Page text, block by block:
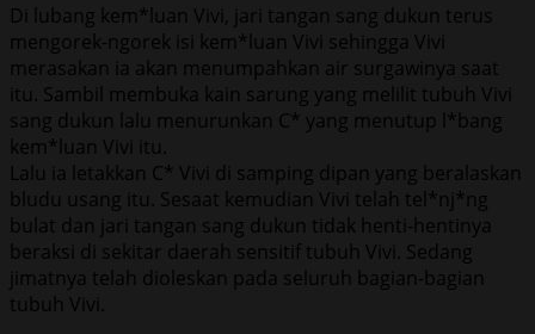
Di lubang kem*luan Vivi, jari tangan sang dukun terus
mengorek-ngorek isi kem*luan Vivi sehingga Vivi
merasakan ia akan menumpahkan air surgawinya saat
itu. Sambil membuka kain sarung yang melilit tubuh Vivi
sang dukun lalu menurunkan C* yang menutup l*bang
kem*luan Vivi itu.
Lalu ia letakkan C* Vivi di samping dipan yang beralaskan
bludu usang itu. Sesaat kemudian Vivi telah tel*nj*ng
bulat dan jari tangan sang dukun tidak henti-hentinya
beraksi di sekitar daerah sensitif tubuh Vivi. Sedang
jimatnya telah dioleskan pada seluruh bagian-bagian
tubuh Vivi.